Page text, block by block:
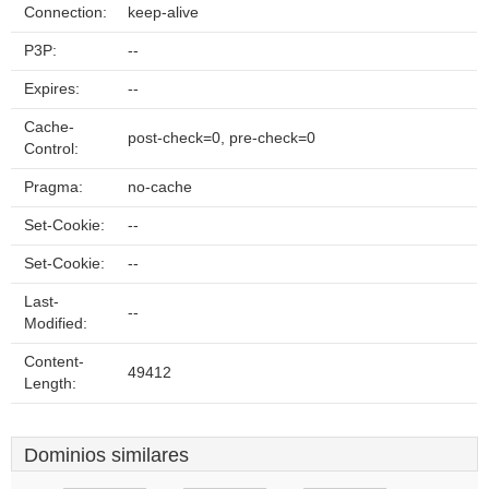
Connection: keep-alive
P3P: --
Expires: --
Cache-
Control:
post-check=0, pre-check=0
Pragma: no-cache
Set-Cookie: --
Set-Cookie: --
Last-
Modified:
--
Content-
Length:
49412
Dominios similares